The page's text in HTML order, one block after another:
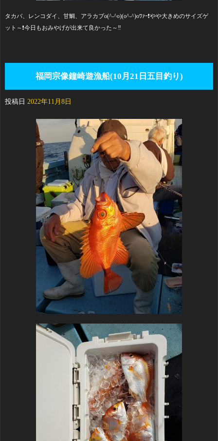
タカバ、レンコダイ、甘鯛、アラカブo(^-^o)(o^-^)oﾜｧｰ❗やや大きめのサイズゲ
ット～❗今日もおみやげが出来て良かった～‼️
福岡宗像鐘崎遊漁船(10月21日五目釣り)
投稿日 2022年11月8日